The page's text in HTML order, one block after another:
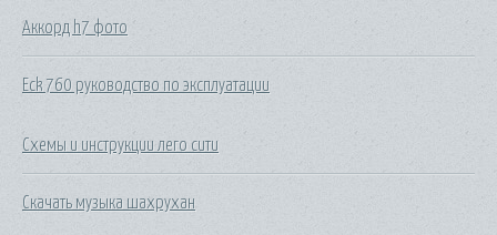
Аккорд h7 фото
Eck 760 руководство по эксплуатации
Схемы и инструкции лего сити
Скачать музыка шахрухан